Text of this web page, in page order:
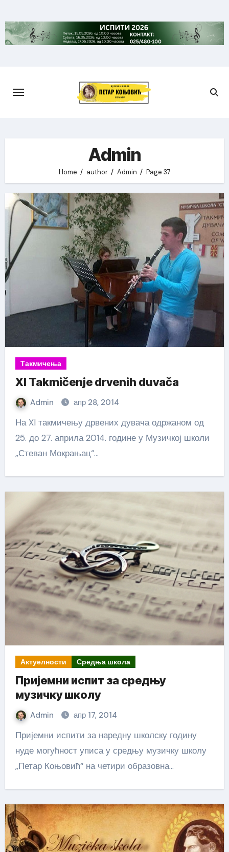
to
content
Admin
Home author Admin Page 37
Такмичења
XI Takmičenje drvenih duvača
Admin апр 28, 2014
На XI такмичењу дрвених дувача одржаном од
25. до 27. априла 2014. године у Музичкој школи
„Стеван Мокрањац“…
Актуелности Средња школа
Пријемни испит за средњу
музичку школу
Admin апр 17, 2014
Пријемни испити за наредну школску годину
нуде могућност уписа у средњу музичку школу
„Петар Коњовић“ на четири образовна…